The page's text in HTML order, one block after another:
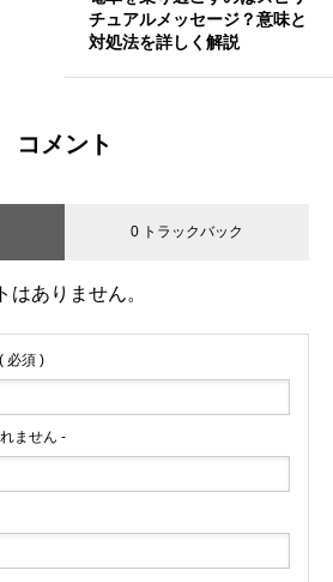
チュアルメッセージ？意味と
対処法を詳しく解説
コメント
0 トラックバック
はありません。
( 必須 )
ません -